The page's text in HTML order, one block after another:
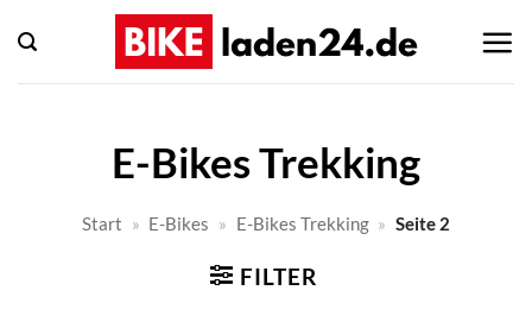
Inhalt
springen
E-Bikes Trekking
Start » E-Bikes » E-Bikes Trekking » Seite 2
FILTER